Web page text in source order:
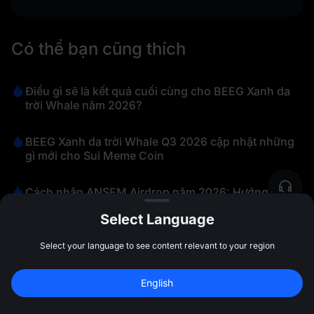
Có thể bạn cũng thích
Điều gì sẽ là kết quả cuối cùng cho BEEG Xanh da
trời Whale năm 2026?
BEEG Xanh da trời Whale Q3 2026 cập nhật những
gì mới cho Sui Meme Coin
Cách nhận ANSEM Airdrop năm 2026: Hướng dẫn
Solana Meme Coin ANSEM (The Black Bull) đạt 450
BEEG đấu với ANSEM (The Black Bull) 2026: Đồng
Đăng ký để nhận 10,000 USDT tiền
Select Language
Select your language to see content relevant to your region
English